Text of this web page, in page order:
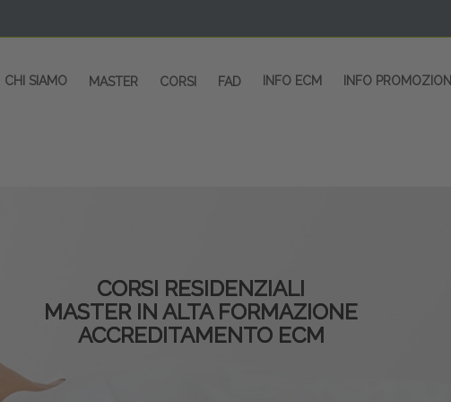
CHI SIAMO MASTER CORSI FAD INFO ECM INFO PROMOZIONI
CORSI RESIDENZIALI
MASTER IN ALTA FORMAZIONE
ACCREDITAMENTO ECM